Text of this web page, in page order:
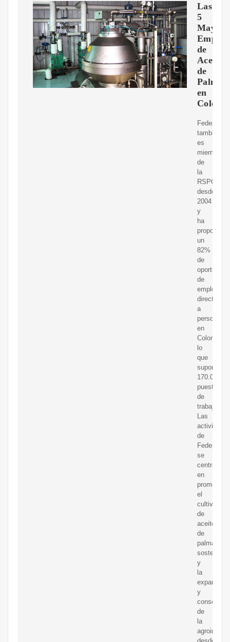
Las
5
de
Aceite
de
Palma
en
Fedepalma
también
es
miembro
de
la
RSPO
desde
2004
y
ha
un
82%
de
de
empleo
directo
a
personas
en
Colombia,
lo
que
supone
170.000
puestos
de
trabajo.
Las
de
Fedeplama
se
centran
en
promover
el
cultivo
de
aceite
de
palma
sostenible
y
la
expansión
y
de
la